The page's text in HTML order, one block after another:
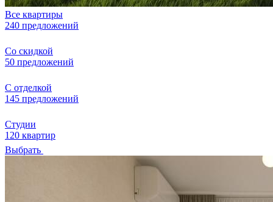
Все квартиры
240 предложений
Со скидкой
50 предложений
С отделкой
145 предложений
Студии
120 квартир
Выбрать